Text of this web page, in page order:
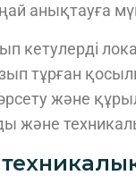
анықтауға
кетулерді
тұрған
және
және